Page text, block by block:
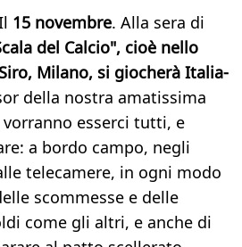
15 novembre. Alla sera di
del Calcio", cioè nello
Milano, si giocherà Italia-
della nostra amatissima
esserci tutti, e
a bordo campo, negli
telecamere, in ogni modo
scommesse e delle
come gli altri, e anche di